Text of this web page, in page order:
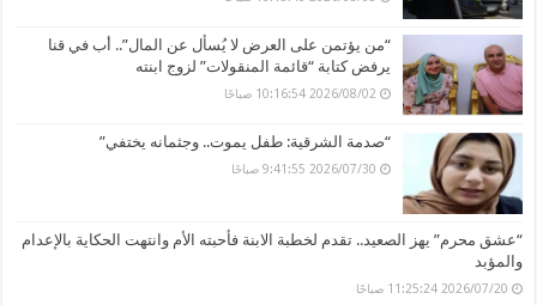
“من يؤتمن على العرض لا يُسأل عن المال”.. أب في قنا
يرفض كتابة “قائمة المنقولات” لزوج ابنته
2026/08/02 10:16:54 صباحًا
“صدمة الشرقية: طفل يموت.. وجثمانه يختفي”
2026/07/30 9:41:55 صباحًا
“عشق محرم” يهز الصعيد.. تقدم لخطبة الابنة فأحبته الأم وانتهت الحكاية بالإعدام
والمؤبد
2026/07/20 11:25:24 صباحًا